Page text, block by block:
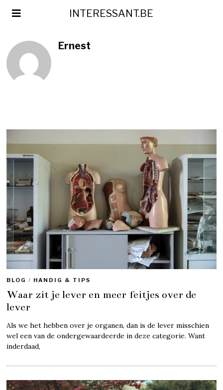
INTERESSANT.BE
Ernest
BLOG / HANDIG & TIPS
Waar zit je lever en meer feitjes over de
lever
Als we het hebben over je organen, dan is de lever misschien
wel een van de ondergewaardeerde in deze categorie. Want
inderdaad,